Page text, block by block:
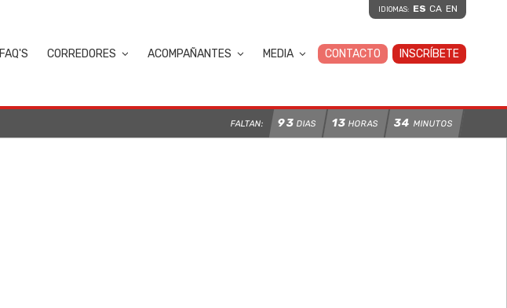
IDIOMAS: ES CA EN
FAQ'S CORREDORES ACOMPAÑANTES MEDIA CONTACTO INSCRÍBETE
FALTAN: 93 DIAS 13 HORAS 34 MINUTOS